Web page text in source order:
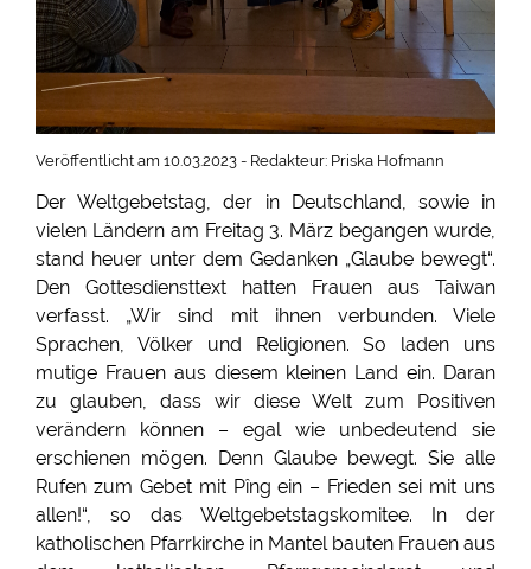
Veröffentlicht am 10.03.2023 - Redakteur: Priska Hofmann
Der Weltgebetstag, der in Deutschland, sowie in
vielen Ländern am Freitag 3. März begangen wurde,
stand heuer unter dem Gedanken „Glaube bewegt“.
Den Gottesdiensttext hatten Frauen aus Taiwan
verfasst. „Wir sind mit ihnen verbunden. Viele
Sprachen, Völker und Religionen. So laden uns
mutige Frauen aus diesem kleinen Land ein. Daran
zu glauben, dass wir diese Welt zum Positiven
verändern können – egal wie unbedeutend sie
erschienen mögen. Denn Glaube bewegt. Sie alle
Rufen zum Gebet mit Pîng ein – Frieden sei mit uns
allen!“, so das Weltgebetstagskomitee. In der
katholischen Pfarrkirche in Mantel bauten Frauen aus